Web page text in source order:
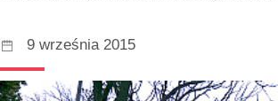
9 września 2015